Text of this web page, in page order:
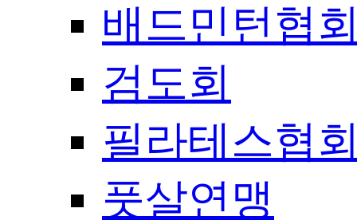
배드민턴협
검도회
필라테스협
풋살연맹